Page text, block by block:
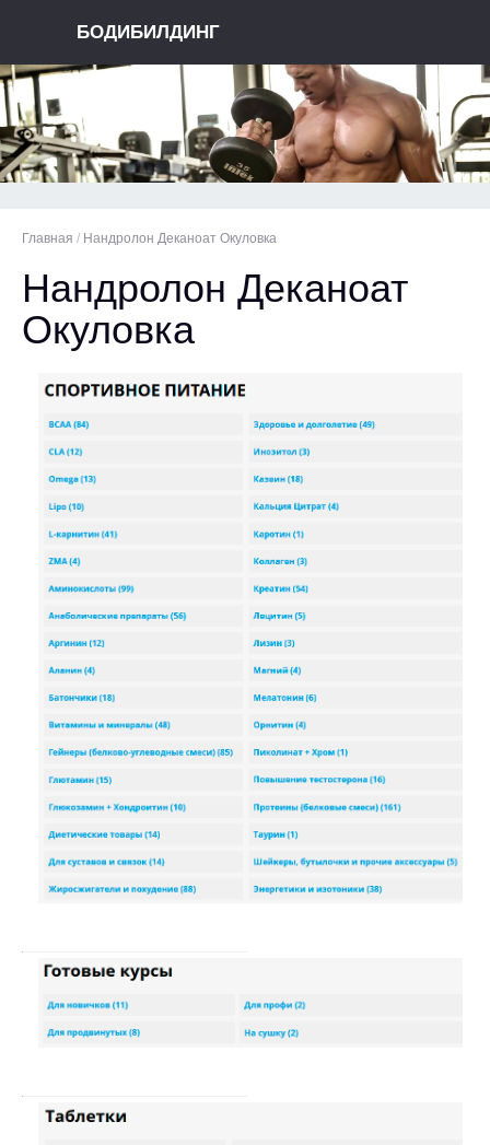
БОДИБИЛДИНГ
Главная / Нандролон Деканоат Окуловка
Нандролон Деканоат
Окуловка